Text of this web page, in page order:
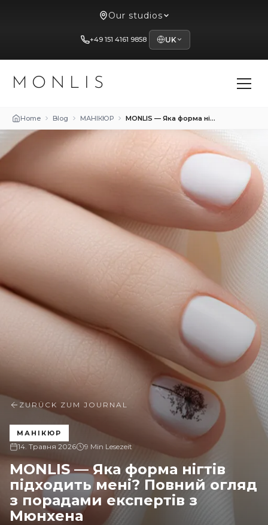
Our studios
+49 151 4161 9858 UK
MONLIS
Home Blog МАНІКЮР MONLIS — Яка форма нігтів підходить мені? Повний огляд з порадами експертів з Мюнхена
ZURÜCK ZUM JOURNAL
МАНІКЮР
14. Травня 2026 9 Min Lesezeit
MONLIS — Яка форма нігтів
підходить мені? Повний огляд
з порадами експертів з
Мюнхена